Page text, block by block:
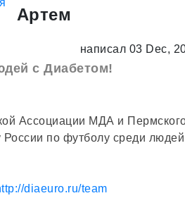
Артем
написал 03 Dec,
с Диабетом!
Ассоциации МДА и
России по футболу среди
diaeuro.ru/team